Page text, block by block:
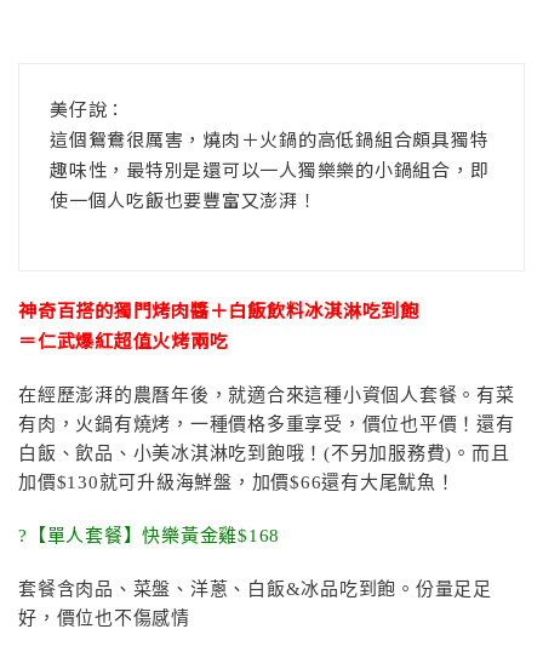
美仔說：
這個鴛鴦很厲害，燒肉＋火鍋的高低鍋組合頗具獨特
趣味性，最特別是還可以一人獨樂樂的小鍋組合，即
使一個人吃飯也要豐富又澎湃！
神奇百搭的獨門烤肉醬＋白飯飲料冰淇淋吃到飽
＝仁武爆紅超值火烤兩吃
在經歷澎湃的農曆年後，就適合來這種小資個人套餐。有菜
有肉，火鍋有燒烤，一種價格多重享受，價位也平價！還有
白飯、飲品、小美冰淇淋吃到飽哦！(不另加服務費)。而且
加價$130就可升級海鮮盤，加價$66還有大尾魷魚！
?【單人套餐】快樂黃金雞$168
套餐含肉品、菜盤、洋蔥、白飯&冰品吃到飽。份量足足
好，價位也不傷感情